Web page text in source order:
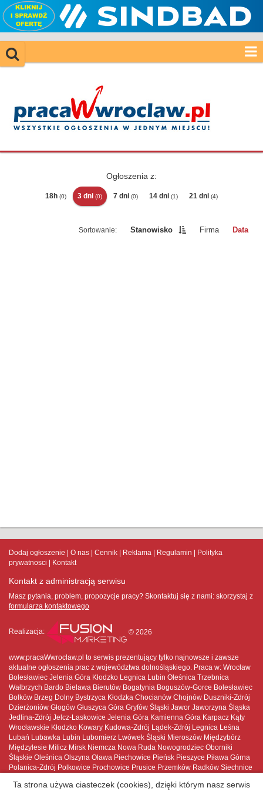
Ogłoszenia z:
18h (0) 3 dni (0) 7 dni (0) 14 dni (1) 21 dni (4)
Stanowisko Firma Data
Dodaj ogłoszenie O nas Cennik Reklama Regulamin
Polityka
prywatnosci
Kontakt
Kontakt z administracją serwisu
Masz pytania, problem, propozycje pracy? Skontaktuj się z nami: skorzystaj z
formularza kontaktowego
Realizacja: © 2026
www.pracaWwroclaw.pl to serwis prezentujący tylko najnowsze i zawsze
aktualne ogłoszenia prac z województwa dolnośląskiego. Praca w: Wrocław
Bolesławiec Jelenia Góra Kłodzko Legnica Lubin Oleśnica Trzebnica
Wałbrzych Bardo Bielawa Bierutów Bogatynia Boguszów-Gorce Bolesławiec
Bolków Brzeg Dolny Bystrzyca Kłodzka Chocianów Chojnów Duszniki-Zdrój
Dzierżoniów Głogów Głuszyca Góra Gryfów Śląski Jawor Jaworzyna Śląska
Jedlina-Zdrój Jelcz-Laskowice Jelenia Góra Kamienna Góra Karpacz Kąty
Wrocławskie Kłodzko Kowary Kudowa-Zdrój Lądek-Zdrój Legnica Leśna
Lubań Lubawka Lubin Lubomierz Lwówek Śląski Mieroszów Międzybórz
Międzylesie Milicz Mirsk Niemcza Nowa Ruda Nowogrodziec Oborniki
Śląskie Oleśnica Olszyna Oława Piechowice Pieńsk Pieszyce Piława Górna
Polanica-Zdrój Polkowice Prochowice Prusice Przemków Radków Siechnice
Szklarska Poręba Ścinawa Środa Śląska Świdnica Świebodzice Świeradów-
Ta strona używa ciasteczek (cookies), dzięki którym nasz serwis